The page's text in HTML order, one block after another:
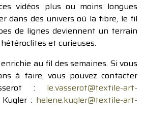
vidéos plus ou moins longues
dans des univers où la fibre, le fil
de lignes deviennent un terrain
et curieuses.
au fil des semaines. Si vous
à faire, vous pouvez contacter
: le.vasserot@textile-art-
: helene.kugler@textile-art-